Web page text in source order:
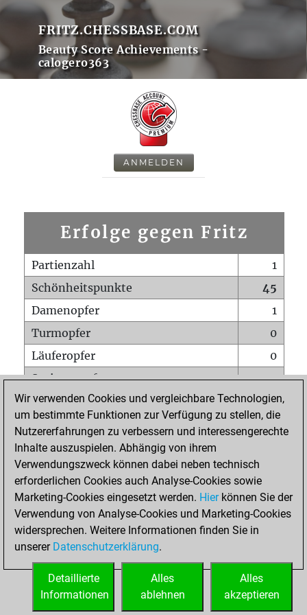
FRITZ.CHESSBASE.COM
Beauty Score Achievements -
calogero363
ANMELDEN
Erfolge gegen Fritz
Partienzahl
1
Schönheitspunkte
45
Damenopfer
1
Turmopfer
0
Läuferopfer
0
Springeropfer
1
Bauernopfer
2
Matt auf vollem Brett
0
Bauer setzt Matt
Erstickte Matts
Unterverwandlungen
0
Türme auf der siebten
0
STARTSEITE
Wir verwenden Cookies und vergleichbare Technologien,
um bestimmte Funktionen zur Verfügung zu stellen, die
Nutzererfahrungen zu verbessern und interessengerechte
Inhalte auszuspielen. Abhängig von ihrem
Verwendungszweck können dabei neben technisch
erforderlichen Cookies auch Analyse-Cookies sowie
Marketing-Cookies eingesetzt werden. Hierkönnen Sie der
Verwendung von Analyse-Cookies und Marketing-Cookies
widersprechen. Weitere Informationen finden Sie in
unserer Datenschutzerklärung.
Alles
akzeptieren
Alles
ablehnen
Detaillierte
Informationen